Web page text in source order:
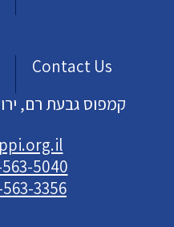
Contact Us
קמפוס גבעת רם,
5040
3356